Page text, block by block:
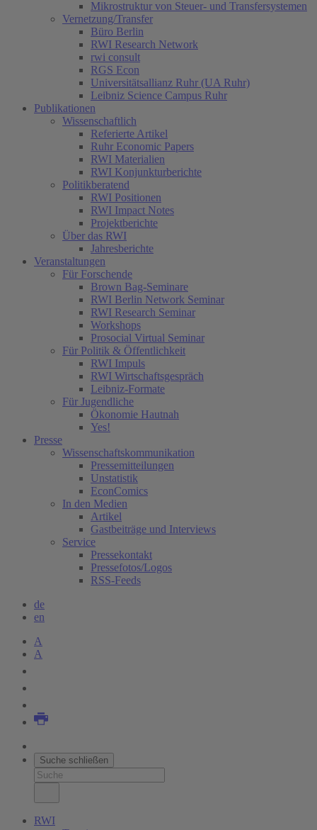
Mikrostruktur von Steuer- und Transfersystemen
Vernetzung/Transfer
Büro Berlin
RWI Research Network
rwi consult
RGS Econ
Universitätsallianz Ruhr (UA Ruhr)
Leibniz Science Campus Ruhr
Publikationen
Wissenschaftlich
Referierte Artikel
Ruhr Economic Papers
RWI Materialien
RWI Konjunkturberichte
Politikberatend
RWI Positionen
RWI Impact Notes
Projektberichte
Über das RWI
Jahresberichte
Veranstaltungen
Für Forschende
Brown Bag-Seminare
RWI Berlin Network Seminar
RWI Research Seminar
Workshops
Prosocial Virtual Seminar
Für Politik & Öffentlichkeit
RWI Impuls
RWI Wirtschaftsgespräch
Leibniz-Formate
Für Jugendliche
Ökonomie Hautnah
Yes!
Presse
Wissenschaftskommunikation
Pressemitteilungen
Unstatistik
EconComics
In den Medien
Artikel
Gastbeiträge und Interviews
Service
Pressekontakt
Pressefotos/Logos
RSS-Feeds
de
en
A
A
Suche schließen
RWI